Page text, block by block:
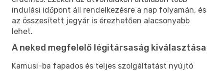
indulási időpont áll rendelkezésre a nap folyamán, és
az összesített jegyár is érezhetően alacsonyabb
lehet.
A neked megfelelő légitársaság kiválasztása
Kamusi-ba fapados és teljes szolgáltatást nyújtó